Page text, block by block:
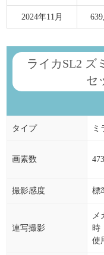
2024年11月
ライカSL2 ズ
セ
タイプ ミ
画素数
撮影感度 標
連写撮影
メ
時
使